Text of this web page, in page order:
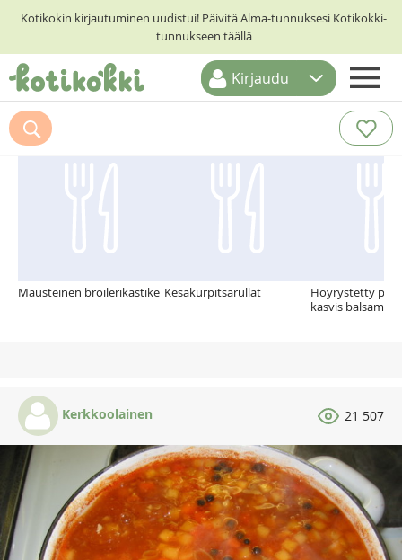
Kotikokin kirjautuminen uudistui! Päivitä Alma-tunnuksesi Kotikokki-
tunnukseen täällä
ETUSIVU
RESEPTIHAKU
Kirjaudu
Suosittelemme myös
Mausteinen broilerikastike Kesäkurpitsarullat
Höyrystetty
kasvis
Kerkkoolainen 21 507